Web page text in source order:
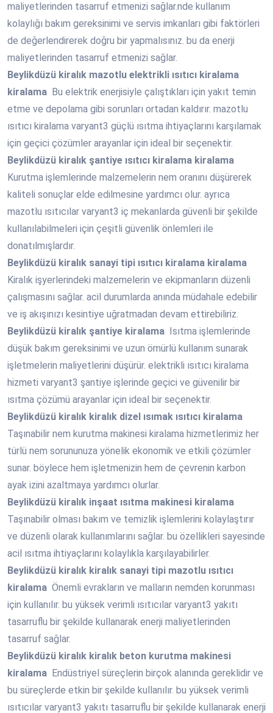
maliyetlerinden tasarruf etmenizi sağlar.nde kullanım
kolaylığı bakım gereksinimi ve servis imkanları gibi faktörleri
de değerlendirerek doğru bir yapmalısınız. bu da enerji
maliyetlerinden tasarruf etmenizi sağlar.
Beylikdüzü kiralık mazotlu elektrikli ısıtıcı kiralama
kiralama Bu elektrik enerjisiyle çalıştıkları için yakıt temin
etme ve depolama gibi sorunları ortadan kaldırır. mazotlu
ısıtıcı kiralama varyant3 güçlü ısıtma ihtiyaçlarını karşılamak
için geçici çözümler arayanlar için ideal bir seçenektir.
Beylikdüzü kiralık şantiye ısıtıcı kiralama kiralama
Kurutma işlemlerinde malzemelerin nem oranını düşürerek
kaliteli sonuçlar elde edilmesine yardımcı olur. ayrıca
mazotlu ısıtıcılar varyant3 iç mekanlarda güvenli bir şekilde
kullanılabilmeleri için çeşitli güvenlik önlemleri ile
donatılmışlardır.
Beylikdüzü kiralık sanayi tipi ısıtıcı kiralama kiralama
Kiralık işyerlerindeki malzemelerin ve ekipmanların düzenli
çalışmasını sağlar. acil durumlarda anında müdahale edebilir
ve iş akışınızı kesintiye uğratmadan devam ettirebiliriz.
Beylikdüzü kiralık şantiye kiralama Isıtma işlemlerinde
düşük bakım gereksinimi ve uzun ömürlü kullanım sunarak
işletmelerin maliyetlerini düşürür. elektrikli ısıtıcı kiralama
hizmeti varyant3 şantiye işlerinde geçici ve güvenilir bir
ısıtma çözümü arayanlar için ideal bir seçenektir.
Beylikdüzü kiralık kiralık dizel ısımak ısıtıcı kiralama
Taşınabilir nem kurutma makinesi kiralama hizmetlerimiz her
türlü nem sorununuza yönelik ekonomik ve etkili çözümler
sunar. böylece hem işletmenizin hem de çevrenin karbon
ayak izini azaltmaya yardımcı olurlar.
Beylikdüzü kiralık inşaat ısıtma makinesi kiralama
Taşınabilir olması bakım ve temizlik işlemlerini kolaylaştırır
ve düzenli olarak kullanımlarını sağlar. bu özellikleri sayesinde
acil ısıtma ihtiyaçlarını kolaylıkla karşılayabilirler.
Beylikdüzü kiralık kiralık sanayi tipi mazotlu ısıtıcı
kiralama Önemli evrakların ve malların nemden korunması
için kullanılır. bu yüksek verimli ısıtıcılar varyant3 yakıtı
tasarruflu bir şekilde kullanarak enerji maliyetlerinden
tasarruf sağlar.
Beylikdüzü kiralık kiralık beton kurutma makinesi
kiralama Endüstriyel süreçlerin birçok alanında gereklidir ve
bu süreçlerde etkin bir şekilde kullanılır. bu yüksek verimli
ısıtıcılar varyant3 yakıtı tasarruflu bir şekilde kullanarak enerji